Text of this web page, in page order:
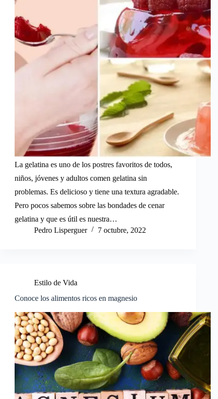
La gelatina es uno de los postres favoritos de todos,
niños, jóvenes y adultos comen gelatina sin
problemas. Es delicioso y tiene una textura agradable.
Pero pocos sabemos sobre las bondades de cenar
gelatina y que es útil es nuestra…
Pedro Lisperguer
7 octubre, 2022
Estilo de Vida
Conoce los alimentos ricos en magnesio